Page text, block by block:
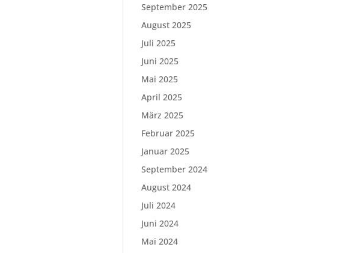
September 2025
August 2025
Juli 2025
Juni 2025
Mai 2025
April 2025
März 2025
Februar 2025
Januar 2025
September 2024
August 2024
Juli 2024
Juni 2024
Mai 2024